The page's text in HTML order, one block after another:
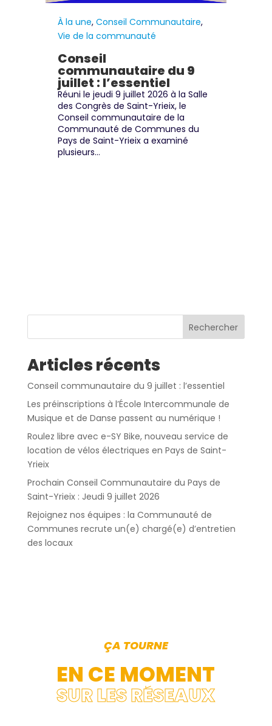
À la une, Conseil Communautaire,
Vie de la communauté
Conseil
communautaire du 9
juillet : l’essentiel
Réuni le jeudi 9 juillet 2026 à la Salle
des Congrès de Saint-Yrieix, le
Conseil communautaire de la
Communauté de Communes du
Pays de Saint-Yrieix a examiné
plusieurs...
Rechercher
Articles récents
Conseil communautaire du 9 juillet : l’essentiel
Les préinscriptions à l’École Intercommunale de
Musique et de Danse passent au numérique !
Roulez libre avec e-SY Bike, nouveau service de
location de vélos électriques en Pays de Saint-
Yrieix
Prochain Conseil Communautaire du Pays de
Saint-Yrieix : Jeudi 9 juillet 2026
Rejoignez nos équipes : la Communauté de
Communes recrute un(e) chargé(e) d’entretien
des locaux
ÇA TOURNE
EN CE MOMENT
SUR LES RÉSEAUX